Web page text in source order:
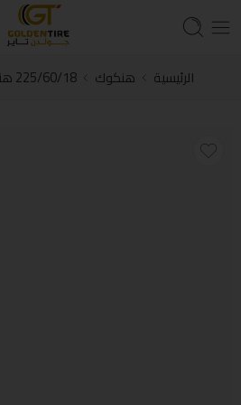
الرئيسية هنكوك 225/60/18 هنكوك XLK135A-2025